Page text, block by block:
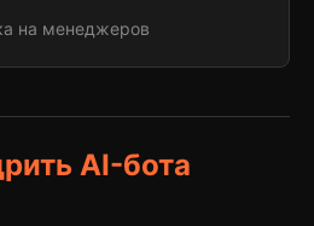
на менеджеров
AI-бота